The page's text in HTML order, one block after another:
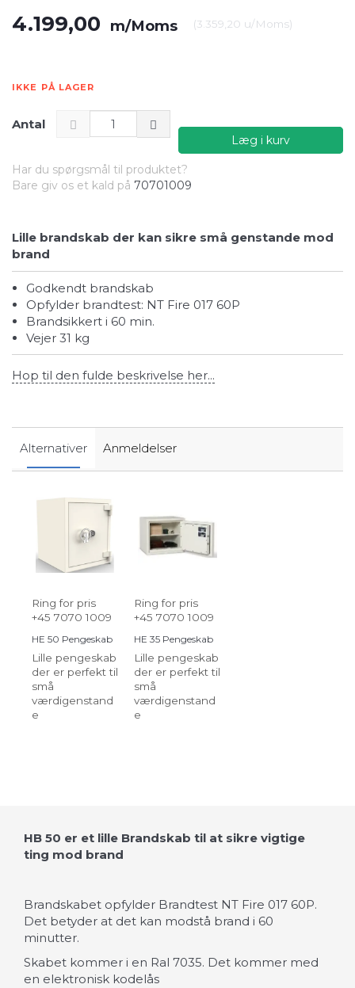
4.199,00 m/Moms (3.359,20 u/Moms)
IKKE PÅ LAGER
Antal
Læg i kurv
Har du spørgsmål til produktet?
Bare giv os et kald på 70701009
Lille brandskab der kan sikre små genstande mod
brand
Godkendt brandskab
Opfylder brandtest: NT Fire 017 60P
Brandsikkert i 60 min.
Vejer 31 kg
Hop til den fulde beskrivelse her...
Alternativer Anmeldelser
Ring for pris
+45 7070 1009
HE 50 Pengeskab
Lille pengeskab
der er perfekt til
små
værdigenstand
e
Ring for pris
+45 7070 1009
HE 35 Pengeskab
Lille pengeskab
der er perfekt til
små
værdigenstand
e
HB 50 er et lille Brandskab til at sikre vigtige
ting mod brand
Brandskabet opfylder Brandtest NT Fire 017 60P.
Det betyder at det kan modstå brand i 60
minutter.
Skabet kommer i en Ral 7035. Det kommer med
en elektronisk kodelås